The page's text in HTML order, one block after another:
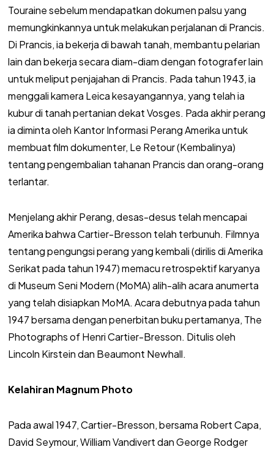
Touraine sebelum mendapatkan dokumen palsu yang
memungkinkannya untuk melakukan perjalanan di Prancis.
Di Prancis, ia bekerja di bawah tanah, membantu pelarian
lain dan bekerja secara diam-diam dengan fotografer lain
untuk meliput penjajahan di Prancis. Pada tahun 1943, ia
menggali kamera Leica kesayangannya, yang telah ia
kubur di tanah pertanian dekat Vosges. Pada akhir perang
ia diminta oleh Kantor Informasi Perang Amerika untuk
membuat film dokumenter, Le Retour (Kembalinya)
tentang pengembalian tahanan Prancis dan orang-orang
terlantar.
Menjelang akhir Perang, desas-desus telah mencapai
Amerika bahwa Cartier-Bresson telah terbunuh. Filmnya
tentang pengungsi perang yang kembali (dirilis di Amerika
Serikat pada tahun 1947) memacu retrospektif karyanya
di Museum Seni Modern (MoMA) alih-alih acara anumerta
yang telah disiapkan MoMA. Acara debutnya pada tahun
1947 bersama dengan penerbitan buku pertamanya, The
Photographs of Henri Cartier-Bresson. Ditulis oleh
Lincoln Kirstein dan Beaumont Newhall.
Kelahiran Magnum Photo
Pada awal 1947, Cartier-Bresson, bersama Robert Capa,
David Seymour, William Vandivert dan George Rodger